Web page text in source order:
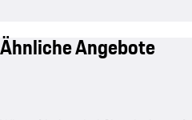
Ähnliche Angebote